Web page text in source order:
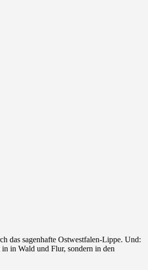
das sagenhafte Ostwestfalen-Lippe. Und:
in Wald und Flur, sondern in den